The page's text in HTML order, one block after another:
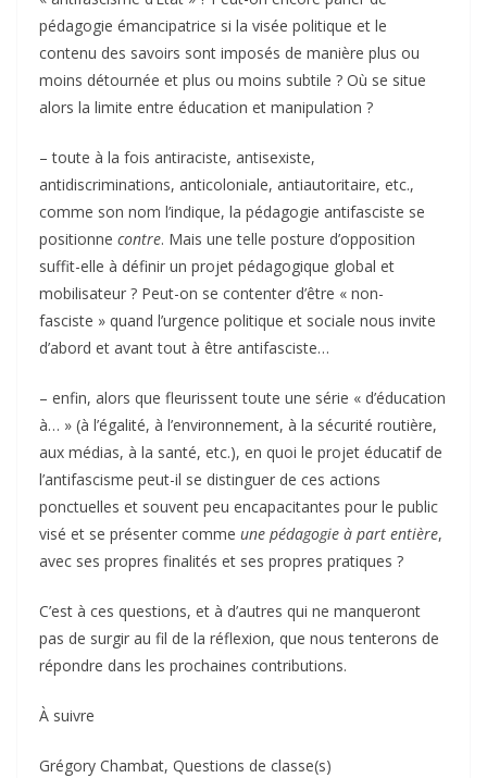
pédagogie émancipatrice si la visée politique et le
contenu des savoirs sont imposés de manière plus ou
moins détournée et plus ou moins subtile ? Où se situe
alors la limite entre éducation et manipulation ?
– toute à la fois antiraciste, antisexiste,
antidiscriminations, anticoloniale, antiautoritaire, etc.,
comme son nom l’indique, la pédagogie antifasciste se
positionne contre. Mais une telle posture d’opposition
suffit-elle à définir un projet pédagogique global et
mobilisateur ? Peut-on se contenter d’être « non-
fasciste » quand l’urgence politique et sociale nous invite
d’abord et avant tout à être antifasciste…
– enfin, alors que fleurissent toute une série « d’éducation
à… » (à l’égalité, à l’environnement, à la sécurité routière,
aux médias, à la santé, etc.), en quoi le projet éducatif de
l’antifascisme peut-il se distinguer de ces actions
ponctuelles et souvent peu encapacitantes pour le public
visé et se présenter comme une pédagogie à part entière,
avec ses propres finalités et ses propres pratiques ?
C’est à ces questions, et à d’autres qui ne manqueront
pas de surgir au fil de la réflexion, que nous tenterons de
répondre dans les prochaines contributions.
À suivre
Grégory Chambat, Questions de classe(s)